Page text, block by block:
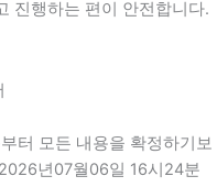
진행하는 편이 안전합니다.
터 모든 내용을 확정하기보
년07월06일 16시24분